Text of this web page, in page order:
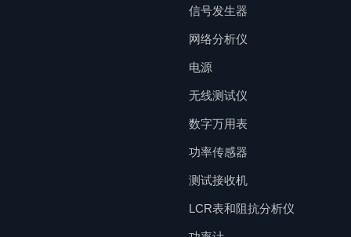
信号发生器
网络分析仪
电源
无线测试仪
数字万用表
功率传感器
测试接收机
LCR表和阻抗分析仪